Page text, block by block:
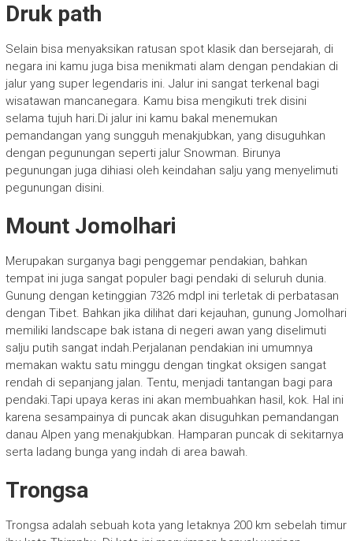
Druk path
Selain bisa menyaksikan ratusan spot klasik dan bersejarah, di
negara ini kamu juga bisa menikmati alam dengan pendakian di
jalur yang super legendaris ini. Jalur ini sangat terkenal bagi
wisatawan mancanegara. Kamu bisa mengikuti trek disini
selama tujuh hari.Di jalur ini kamu bakal menemukan
pemandangan yang sungguh menakjubkan, yang disuguhkan
dengan pegunungan seperti jalur Snowman. Birunya
pegunungan juga dihiasi oleh keindahan salju yang menyelimuti
pegunungan disini.
Mount Jomolhari
Merupakan surganya bagi penggemar pendakian, bahkan
tempat ini juga sangat populer bagi pendaki di seluruh dunia.
Gunung dengan ketinggian 7326 mdpl ini terletak di perbatasan
dengan Tibet. Bahkan jika dilihat dari kejauhan, gunung Jomolhari
memiliki landscape bak istana di negeri awan yang diselimuti
salju putih sangat indah.Perjalanan pendakian ini umumnya
memakan waktu satu minggu dengan tingkat oksigen sangat
rendah di sepanjang jalan. Tentu, menjadi tantangan bagi para
pendaki.Tapi upaya keras ini akan membuahkan hasil, kok. Hal ini
karena sesampainya di puncak akan disuguhkan pemandangan
danau Alpen yang menakjubkan. Hamparan puncak di sekitarnya
serta ladang bunga yang indah di area bawah.
Trongsa
Trongsa adalah sebuah kota yang letaknya 200 km sebelah timur